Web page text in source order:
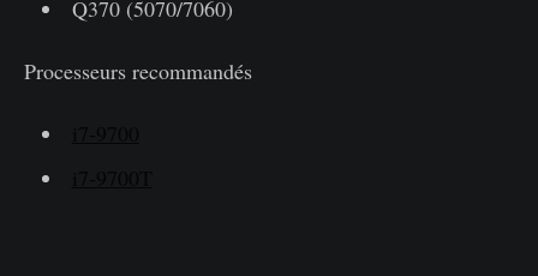
Q370 (5070/7060)
Processeurs recommandés